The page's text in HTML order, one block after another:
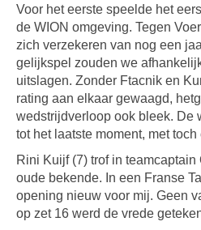
Voor het eerste speelde het
de WION omgeving. Tegen
zich verzekeren van nog een
gelijkspel zouden we
uitslagen. Zonder Ftacnik en
rating aan elkaar gewaagd,
wedstrijdverloop ook bleek. De
tot het laatste moment, met
Rini Kuijf (7) trof in teamcaptain
oude bekende. In een Franse
opening nieuw voor mij. Geen
op zet 16 werd de vrede